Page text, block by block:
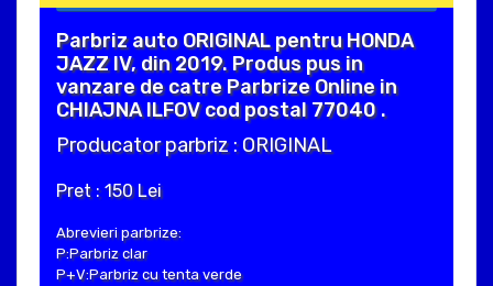
Parbriz auto ORIGINAL pentru HONDA
JAZZ IV, din 2019. Produs pus in
vanzare de catre Parbrize Online in
CHIAJNA ILFOV cod postal 77040 .
Producator parbriz : ORIGINAL
Pret : 150 Lei
Abrevieri parbrize:
P:Parbriz clar
P+V:Parbriz cu tenta verde